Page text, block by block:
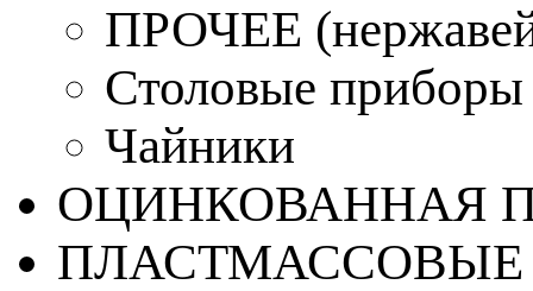
ПРОЧЕЕ
Столовые приборы
Чайники
ОЦИНКОВАННАЯ
ПЛАСТМАССОВЫЕ